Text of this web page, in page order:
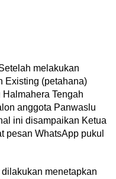
melakukan
Existing (petahana)
Tengah
anggota Panwaslu
ini disampaikan Ketua
pesan WhatsApp pukul
menetapkan